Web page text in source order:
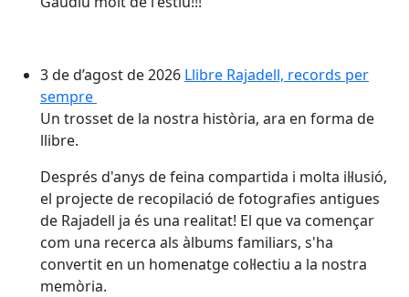
3 de d’agost de 2026 Llibre Rajadell, records per
sempre
Un trosset de la nostra història, ara en forma de
llibre.
Després d'anys de feina compartida i molta il·lusió,
el projecte de recopilació de fotografies antigues
de Rajadell ja és una realitat! El que va començar
com una recerca als àlbums familiars, s'ha
convertit en un homenatge col·lectiu a la nostra
memòria.